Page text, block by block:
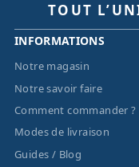
TOUT
INFORMATIONS
Notre magasin
Notre savoir faire
Comment commander ?
Modes de livraison
Guides / Blog